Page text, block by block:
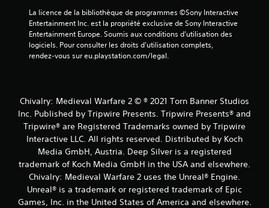
La licence de la bibliothèque de programmes ©Sony Interactive
Entertainment Inc. est la propriété exclusive de Sony Interactive
Entertainment Europe. Soumis aux conditions d’utilisation des
logiciels. Pour consulter les droits d’utilisation complets,
rendez-vous sur eu.playstation.com/legal.
Chivalry: Medieval Warfare 2 © ® 2021 Torn Banner Studios
Inc. Published by Tripwire Presents. Tripwire Presents® and
Tripwire® are Registered Trademarks owned by Tripwire
Interactive LLC. All rights reserved. Distributed by Koch
Media GmbH, Austria. Deep Silver is a registered
trademark of Koch Media GmbH in the USA and elsewhere.
Chivalry: Medieval Warfare 2 uses the Unreal® Engine.
Unreal® is a trademark or registered trademark of Epic
Games, Inc. in the United States of America and elsewhere.